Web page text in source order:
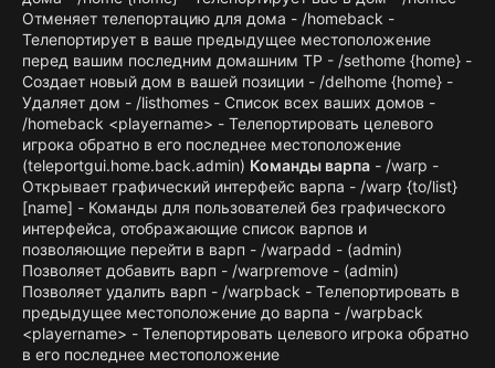
Отменяет телепортацию для дома - /homeback -
Телепортирует в ваше предыдущее местоположение
перед вашим последним домашним TP - /sethome {home} -
Создает новый дом в вашей позиции - /delhome {home} -
Удаляет дом - /listhomes - Список всех ваших домов -
/homeback <playername> - Телепортировать целевого
игрока обратно в его последнее местоположение
(teleportgui.home.back.admin) Команды варпа - /warp -
Открывает графический интерфейс варпа - /warp {to/list}
[name] - Команды для пользователей без графического
интерфейса, отображающие список варпов и
позволяющие перейти в варп - /warpadd - (admin)
Позволяет добавить варп - /warpremove - (admin)
Позволяет удалить варп - /warpback - Телепортировать в
предыдущее местоположение до варпа - /warpback
<playername> - Телепортировать целевого игрока обратно
в его последнее местоположение